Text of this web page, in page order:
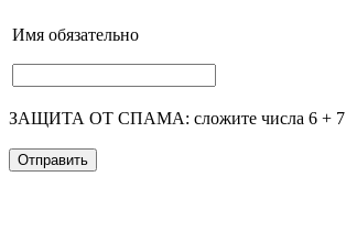
Имя обязательно
ЗАЩИТА ОТ СПАМА: сложите числа 6 + 7